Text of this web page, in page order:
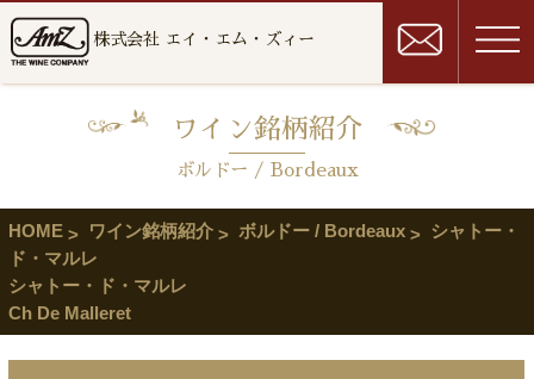
株式会社 エイ・エム・ズィー
ワイン銘柄紹介
ボルドー / Bordeaux
HOME ワイン銘柄紹介 ボルドー / Bordeaux
シャトー・
ド・マルレ
シャトー・ド・マルレ
Ch De Malleret